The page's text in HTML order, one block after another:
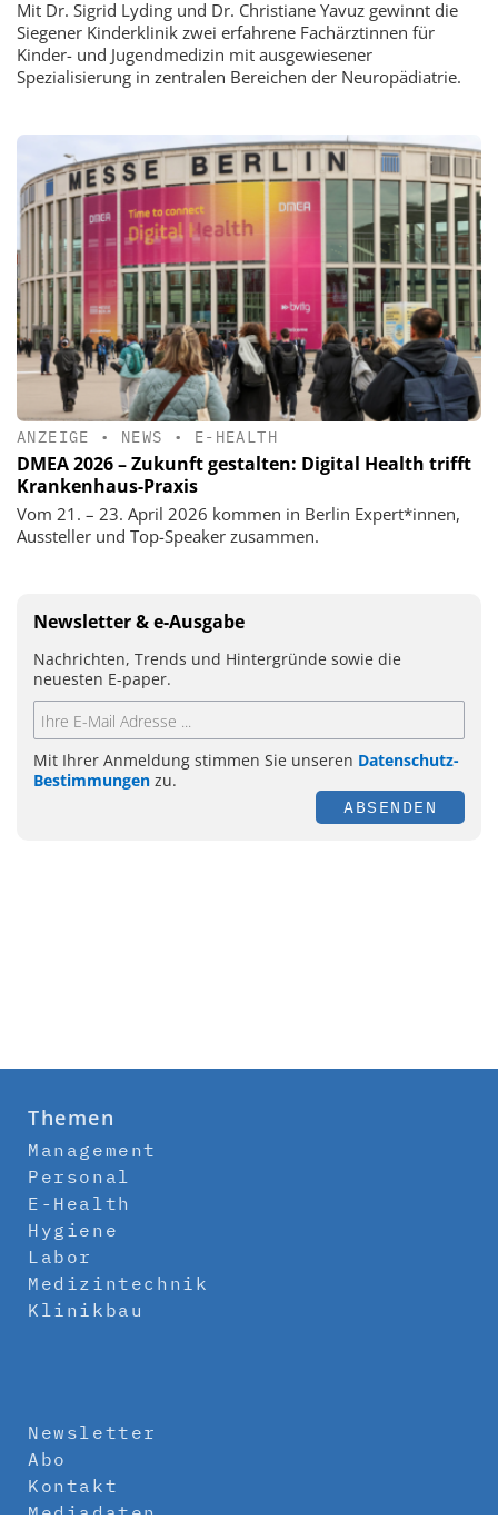
Mit Dr. Sigrid Lyding und Dr. Christiane Yavuz gewinnt die
Siegener Kinderklinik zwei erfahrene Fachärztinnen für
Kinder- und Jugendmedizin mit ausgewiesener
Spezialisierung in zentralen Bereichen der Neuropädiatrie.
ANZEIGE • NEWS • E-HEALTH
DMEA 2026 – Zukunft gestalten: Digital Health trifft
Krankenhaus-Praxis
Vom 21. – 23. April 2026 kommen in Berlin Expert*innen,
Aussteller und Top-Speaker zusammen.
Newsletter & e-Ausgabe
Nachrichten, Trends und Hintergründe sowie die
neuesten E-paper.
Mit Ihrer Anmeldung stimmen Sie unseren Datenschutz-
Bestimmungen zu.
ABSENDEN
Themen
Management
Personal
E-Health
Hygiene
Labor
Medizintechnik
Klinikbau
Newsletter
Abo
Kontakt
Mediadaten